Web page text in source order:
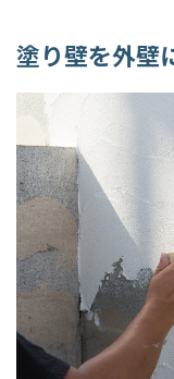
塗り壁を外壁